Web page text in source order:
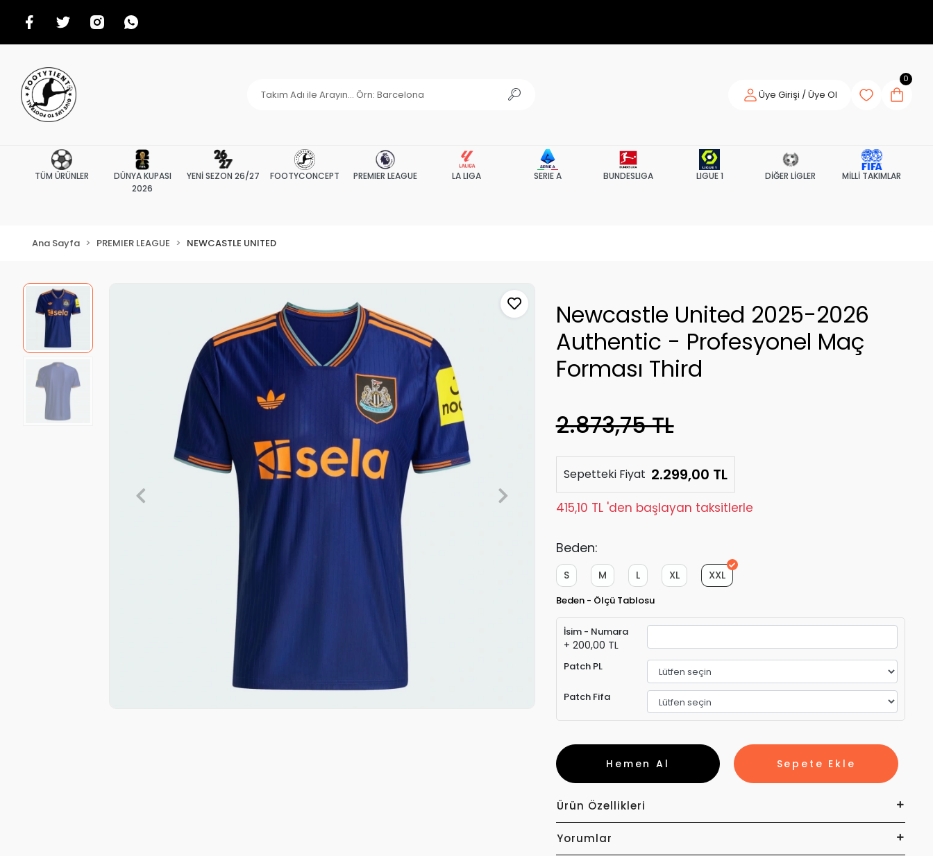
Üye Girişi / Üye Ol
0
TÜM ÜRÜNLER
DÜNYA KUPASI
2026
YENİ SEZON 26/27 FOOTYCONCEPT PREMIER LEAGUE LA LIGA SERIE A BUNDESLIGA LIGUE 1 DİĞER LİGLER MİLLİ TAKIMLAR
Ana Sayfa PREMIER LEAGUE NEWCASTLE UNITED
Newcastle United 2025-2026
Authentic - Profesyonel Maç
Forması Third
2.873,75 TL
Sepetteki Fiyat 2.299,00 TL
415,10 TL 'den başlayan taksitlerle
Beden:
XXL
XL
L
M
S
Beden - Ölçü Tablosu
İsim - Numara
+ 200,00 TL
Patch PL
Patch Fifa
Sepete Ekle
Hemen Al
Ürün Özellikleri
Yorumlar